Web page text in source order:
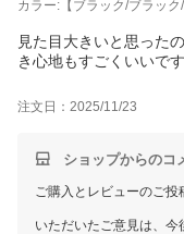
三恵 山本 真由
カラー:【ブラック/ブラック
見た目大きいと思った
き心地もすごくいいです
注文日：2025/11/23
ショップからのコ
ご購入とレビューのご投
いただいたご意見は、今